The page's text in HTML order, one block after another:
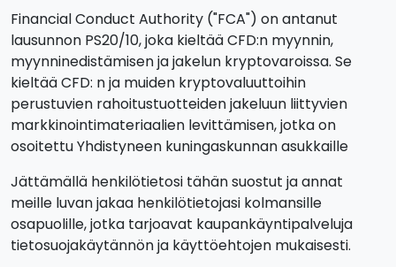
Financial Conduct Authority ("FCA") on antanut
lausunnon PS20/10, joka kieltää CFD:n myynnin,
myynninedistämisen ja jakelun kryptovaroissa. Se
kieltää CFD: n ja muiden kryptovaluuttoihin
perustuvien rahoitustuotteiden jakeluun liittyvien
markkinointimateriaalien levittämisen, jotka on
osoitettu Yhdistyneen kuningaskunnan asukkaille
Jättämällä henkilötietosi tähän suostut ja annat
meille luvan jakaa henkilötietojasi kolmansille
osapuolille, jotka tarjoavat kaupankäyntipalveluja
tietosuojakäytännön ja käyttöehtojen mukaisesti.